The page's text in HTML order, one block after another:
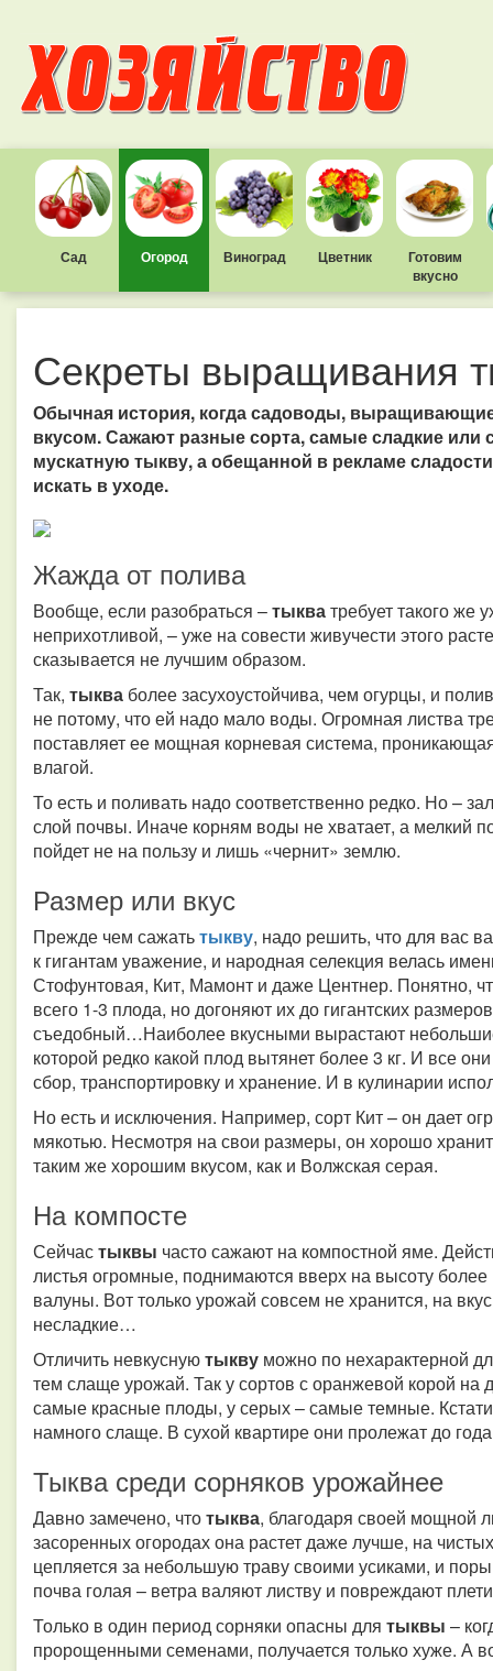
Сад Огород Виноград Цветник
Готовим
вкусно
Секреты выращивания
Обычная история, когда садоводы,
вкусом. Сажают разные сорта, самые сладкие
мускатную тыкву, а обещанной в рекламе
искать в уходе.
Жажда от полива
Вообще, если разобраться –тыкватребует такого же
неприхотливой, – уже на совести живучести этого
сказывается не лучшим образом.
Так, тыква более засухоустойчива, чем огурцы, и
не потому, что ей надо мало воды. Огромная листва
поставляет ее мощная корневая система,
влагой.
То есть и поливать надо соответственно редко. Но –
слой почвы. Иначе корням воды не хватает, а мелкий
пойдет не на пользу и лишь «чернит» землю.
Размер или вкус
Прежде чем сажатьтыкву, надо решить, что для вас
к гигантам уважение, и народная селекция велась
Стофунтовая, Кит, Мамонт и даже Центнер. Понятно,
всего 1-3 плода, но догоняют их до гигантских
съедобный…Наиболее вкусными вырастают
которой редко какой плод вытянет более 3 кг. И все
сбор, транспортировку и хранение. И в кулинарии
Но есть и исключения. Например, сорт Кит – он дает
мякотью. Несмотря на свои размеры, он хорошо
таким же хорошим вкусом, как и Волжская серая.
На компосте
Сейчастыквы часто сажают на компостной яме.
листья огромные, поднимаются вверх на высоту
валуны. Вот только урожай совсем не хранится, на
несладкие…
Отличить невкуснуютыкву можно по нехарактерной
тем слаще урожай. Так у сортов с оранжевой корой
самые красные плоды, у серых – самые темные.
намного слаще. В сухой квартире они пролежат до
Тыква среди сорняков урожайнее
Давно замечено, чтотыква, благодаря своей мощной
засоренных огородах она растет даже лучше, на
цепляется за небольшую траву своими усиками, и
почва голая – ветра валяют листву и повреждают
Только в один период сорняки опасны для тыквы –
пророщенными семенами, получается только хуже. А